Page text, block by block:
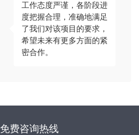
工作态度严谨，各阶段进
度把握合理，准确地满足
了我们对该项目的要求，
希望未来有更多方面的紧
密合作。
免费咨询热线